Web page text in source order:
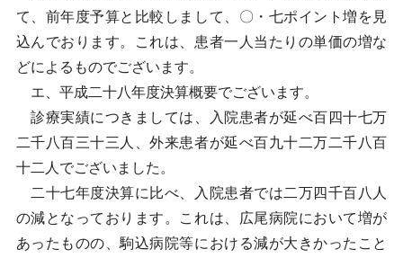
て、前年度予算と比較しまして、〇・七ポイント増を見
込んでおります。これは、患者一人当たりの単価の増な
どによるものでございます。
エ、平成二十八年度決算概要でございます。
診療実績につきましては、入院患者が延べ百四十七万
二千八百三十三人、外来患者が延べ百九十二万二千八百
十二人でございました。
二十七年度決算に比べ、入院患者では二万四千百八人
の減となっております。これは、広尾病院において増が
あったものの、駒込病院等における減が大きかったこと